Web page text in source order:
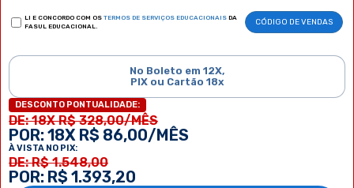
LI E CONCORDO COM OS TERMOS DE SERVIÇOS EDUCACIONAIS DA
FASUL EDUCACIONAL.
CÓDIGO DE VENDAS
No Boleto em 12X,
PIX ou Cartão 18x
DESCONTO PONTUALIDADE:
DE: 18X R$ 328,00/MÊS
POR: 18X R$ 86,00/MÊS
À VISTA NO PIX:
DE: R$ 1.548,00
POR: R$ 1.393,20